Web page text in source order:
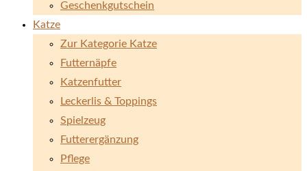
Geschenkgutschein
Katze
Zur Kategorie Katze
Futternäpfe
Katzenfutter
Leckerlis & Toppings
Spielzeug
Futterergänzung
Pflege